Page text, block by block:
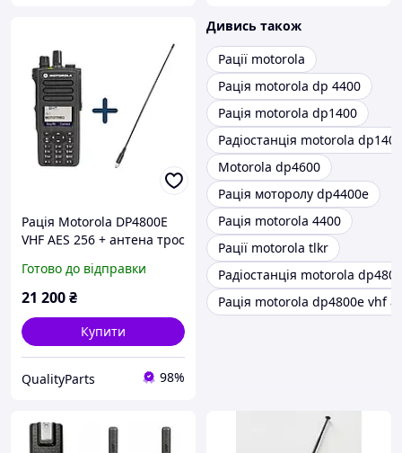
Рація Motorola DP4800E
VHF AES 256 + антена трос
Готово до відправки
21 200₴
Купити
QualityParts 98%
Дивись також
Рації motorola
Рація motorola dp 4400
Рація motorola dp1400
Радіостанція motorola dp1400
Motorola dp4600
Рація моторолу dp4400e
Рація motorola 4400
Рації motorola tlkr
Радіостанція motorola
Рація motorola dp4800e vhf